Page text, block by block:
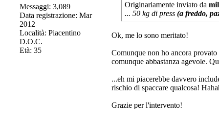
Messaggi: 3,089
Data registrazione: Mar
2012
Località: Piacentino
D.O.C.
Età: 35
Originariamente inviato da
... 50 kg di press (a freddo,
Ok, me lo sono meritato!
Comunque non ho ancora
comunque abbastanza agevole.
...eh mi piacerebbe davvero
rischio di spaccare qualcosa!
Grazie per l'intervento!